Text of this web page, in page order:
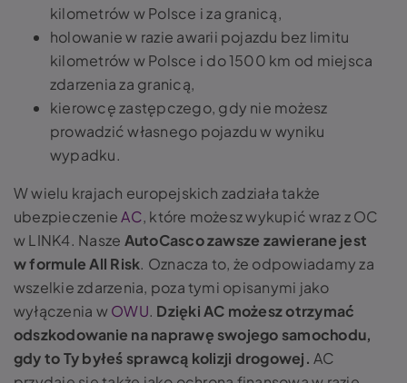
kilometrów w Polsce i za granicą,
holowanie w razie awarii pojazdu bez limitu
kilometrów w Polsce i do 1500 km od miejsca
zdarzenia za granicą,
kierowcę zastępczego, gdy nie możesz
prowadzić własnego pojazdu w wyniku
wypadku.
W wielu krajach europejskich zadziała także
ubezpieczenieAC, które możesz wykupić wraz z OC
w LINK4. Nasze AutoCasco zawsze zawierane jest
w formule All Risk. Oznacza to, że odpowiadamy za
wszelkie zdarzenia, poza tymi opisanymi jako
wyłączenia wOWU. Dzięki AC możesz otrzymać
odszkodowanie na naprawę swojego samochodu,
gdy to Ty byłeś sprawcą kolizji drogowej. AC